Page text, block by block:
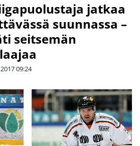
jatkaa
suunnassa –
seitsemän
09:24